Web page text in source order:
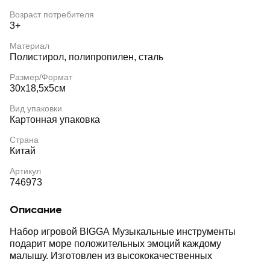
Возраст потребителя
3+
Материал
Полистирол, полипропилен, сталь
Размер/Формат
30х18,5х5см
Вид упаковки
Картонная упаковка
Страна
Китай
Артикул
746973
Описание
Набор игровой BIGGA Музыкальные инструменты
подарит море положительных эмоций каждому
малышу. Изготовлен из высококачественных